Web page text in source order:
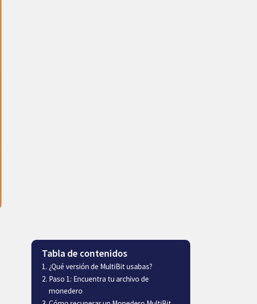
Tabla de contenidos
¿Qué versión de MultiBit usabas?
Paso 1: Encuentra tu archivo de
monedero